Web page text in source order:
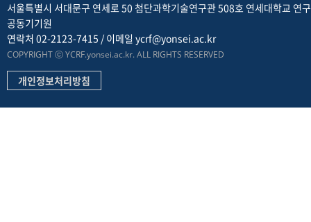
서울특별시 서대문구 연세로 50 첨단과학기술연구관 508호 연세대학교 연
공동기기원
연락처 02-2123-7415 / 이메일 ycrf@yonsei.ac.kr
COPYRIGHT ⓒ YCRF.yonsei.ac.kr. ALL RIGHTS RESERVED
개인정보처리방침